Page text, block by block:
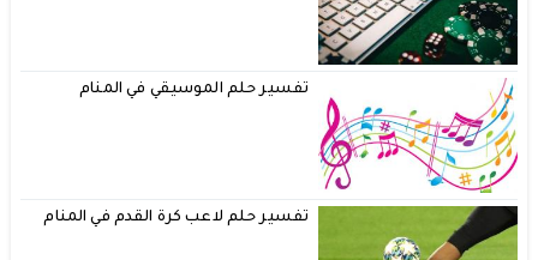
تفسير حلم الموسيقي في المنام
تفسير حلم لاعب كرة القدم في المنام